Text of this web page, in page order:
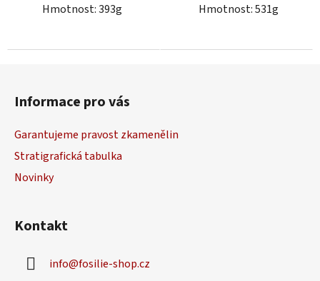
Hmotnost: 393g
Hmotnost: 531g
Informace pro vás
Garantujeme pravost zkamenělin
Stratigrafická tabulka
Novinky
Kontakt
info@fosilie-shop.cz